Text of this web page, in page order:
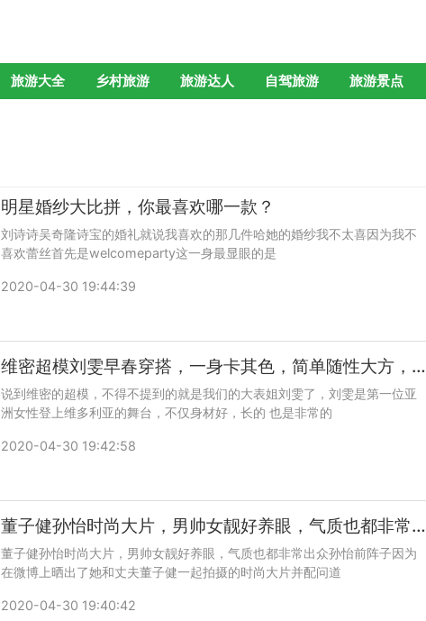
旅游大全 乡村旅游 旅游达人 自驾旅游 旅游景点
明星婚纱大比拼，你最喜欢哪一款？
刘诗诗吴奇隆诗宝的婚礼就说我喜欢的那几件哈她的婚纱我不太喜因为我不
喜欢蕾丝首先是welcomeparty这一身最显眼的是
2020-04-30 19:44:39
维密超模刘雯早春穿搭，一身卡其色，简单随性大方，满满春天气息
说到维密的超模，不得不提到的就是我们的大表姐刘雯了，刘雯是第一位亚
洲女性登上维多利亚的舞台，不仅身材好，长的 也是非常的
2020-04-30 19:42:58
董子健孙怡时尚大片，男帅女靓好养眼，气质也都非常出众
董子健孙怡时尚大片，男帅女靓好养眼，气质也都非常出众孙怡前阵子因为
在微博上晒出了她和丈夫董子健一起拍摄的时尚大片并配问道
2020-04-30 19:40:42